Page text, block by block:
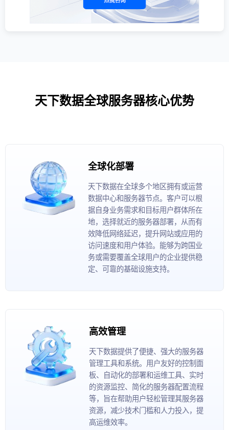
天下数据全球服务器核心优势
全球化部署
天下数据在全球多个地区拥有或运营
数据中心和服务器节点。客户可以根
据自身业务需求和目标用户群体所在
地，选择就近的服务器部署，从而有
效降低网络延迟，提升网站或应用的
访问速度和用户体验。能够为跨国业
务或需要覆盖全球用户的企业提供稳
定、可靠的基础设施支持。
高效管理
天下数据提供了便捷、强大的服务器
管理工具和系统。用户友好的控制面
板、自动化的部署和运维工具、实时
的资源监控、简化的服务器配置流程
等，旨在帮助用户轻松管理其服务器
资源，减少技术门槛和人力投入，提
高运维效率。